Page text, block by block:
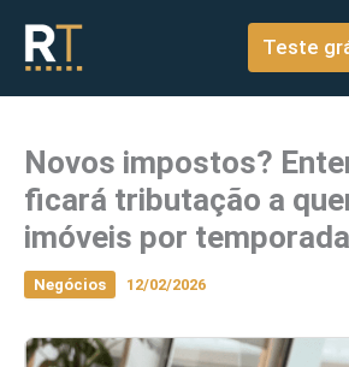
conteúdo
Teste
Novos impostos?
ficará tributação a
imóveis por temporada
Negócios 12/02/2026